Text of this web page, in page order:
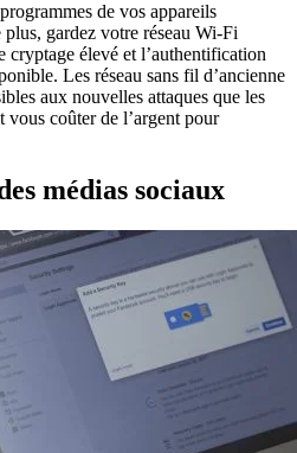
de vos appareils
gardez votre réseau Wi-Fi
cryptage élevé et l’authentification
Les réseau sans fil d’ancienne
aux nouvelles attaques que les
coûter de l’argent pour
médias sociaux